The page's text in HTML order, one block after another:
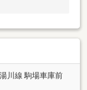
川線 駒場車庫前